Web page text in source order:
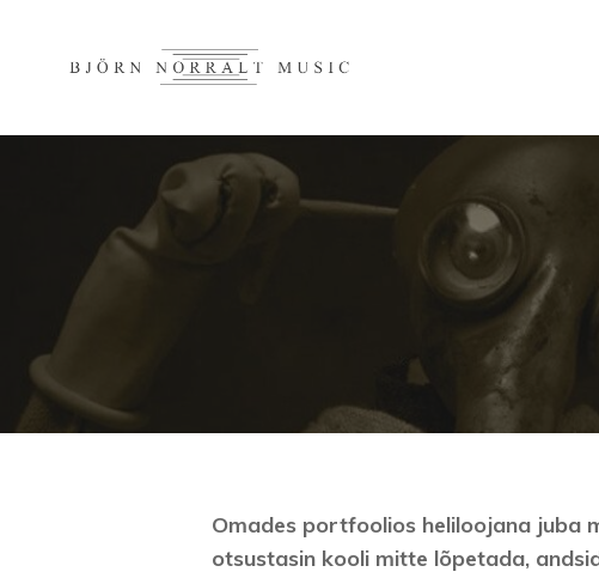
Omades portfoolios heliloojana juba
otsustasin kooli mitte lõpetada,